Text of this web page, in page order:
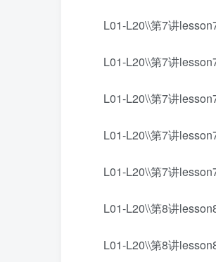
L01-L20\\第7讲
L01-L20\\第7讲
L01-L20\\第7讲
L01-L20\\第7讲
L01-L20\\第7讲
L01-L20\\第8讲
L01-L20\\第8讲